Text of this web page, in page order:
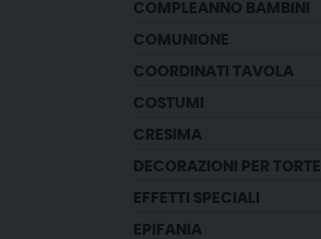
COMPLEANNO BAMBINI
COMUNIONE
COORDINATI TAVOLA
COSTUMI
CRESIMA
DECORAZIONI PER TORTE
EFFETTI SPECIALI
EPIFANIA